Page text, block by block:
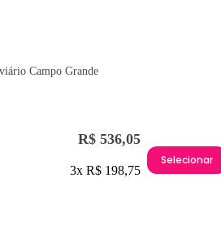
Campo Grande
R$ 536,05
3x R$ 198,75
Selecionar